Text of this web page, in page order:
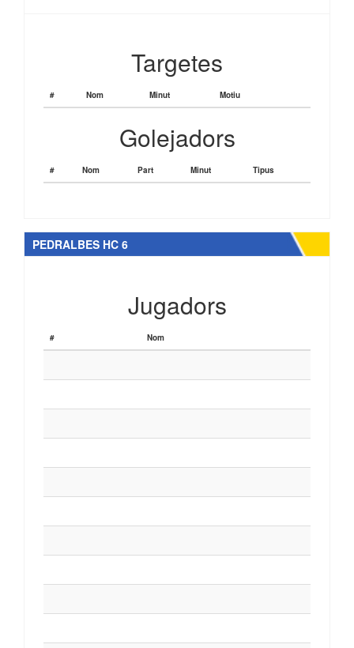
Targetes
# Nom Minut Motiu
Golejadors
# Nom Part Minut Tipus
PEDRALBES HC 6
Jugadors
# Nom